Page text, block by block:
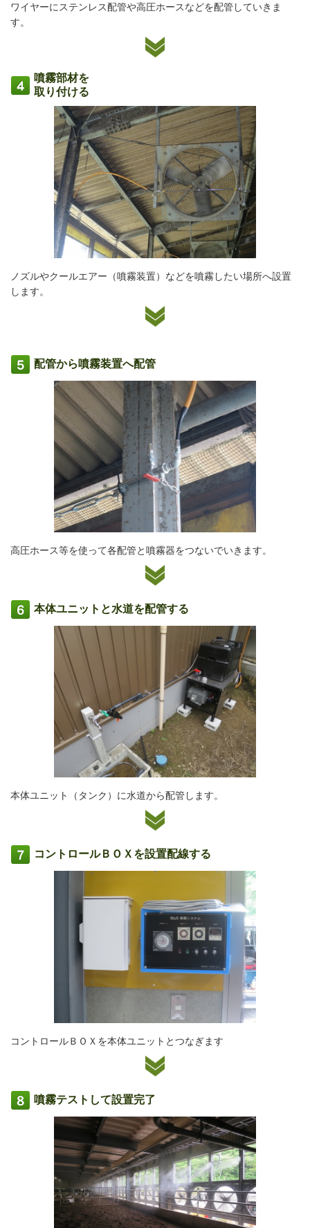
ワイヤーにステンレス配管や高圧ホースなどを配管していきま
す。
噴霧部材を
取り付ける
ノズルやクールエアー（噴霧装置）などを噴霧したい場所へ設置
します。
配管から噴霧装置へ配管
高圧ホース等を使って各配管と噴霧器をつないでいきます。
本体ユニットと水道を配管する
本体ユニット（タンク）に水道から配管します。
コントロールＢＯＸを設置配線する
コントロールＢＯＸを本体ユニットとつなぎます
噴霧テストして設置完了